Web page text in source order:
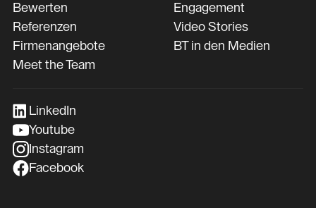
Bewerten
Referenzen
Firmenangebote
Meet the Team
Engagement
Video Stories
BT in den Medien
LinkedIn
Youtube
Instagram
Facebook